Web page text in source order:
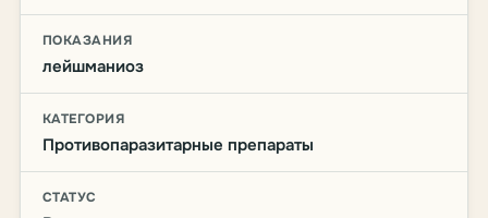
ПОКАЗАНИЯ
лейшманиоз
КАТЕГОРИЯ
Противопаразитарные препараты
СТАТУС